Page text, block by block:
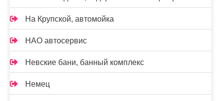
На Крупской, автомойка
НАО автосервис
Невские бани, банный комплекс
Немец